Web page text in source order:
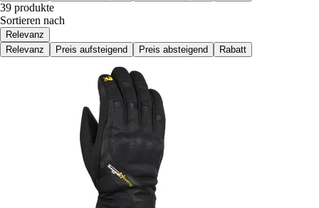
39 produkte
Sortieren nach
Relevanz
Relevanz
Preis aufsteigend Preis absteigend Rabatt